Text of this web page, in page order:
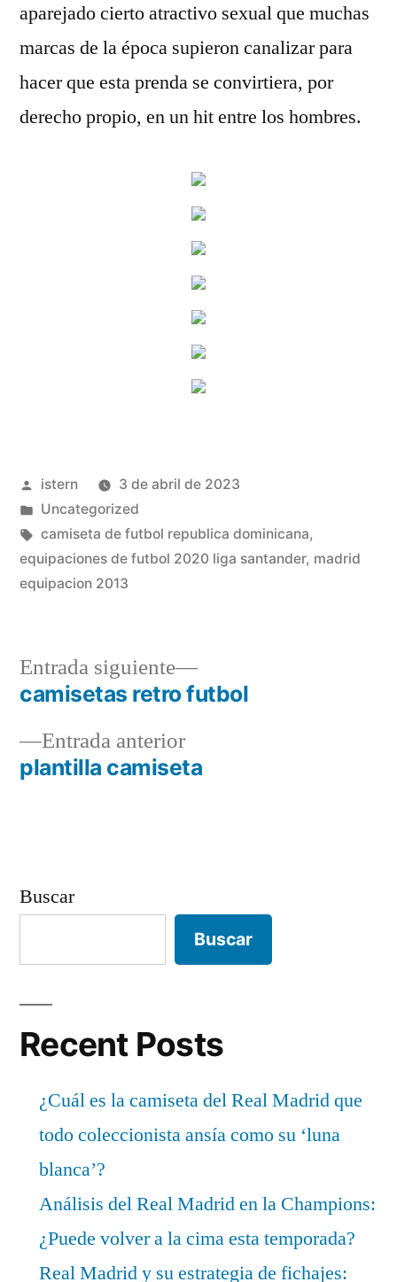
aparejado cierto atractivo sexual que muchas
marcas de la época supieron canalizar para
hacer que esta prenda se convirtiera, por
derecho propio, en un hit entre los hombres.
Publicado
por
istern
3 de abril de 2023
Publicado
en
Uncategorized
Etiquetas:
camiseta de futbol republica dominicana,
equipaciones de futbol 2020 liga santander, madrid
equipacion 2013
Navegación
de
entradas
Entrada anteriorEntrada
anterior:
plantilla camiseta
Entrada siguiente
Entrada
siguiente:
camisetas retro futbol
Buscar
Buscar
Recent Posts
¿Cuál es la camiseta del Real Madrid que
todo coleccionista ansía como su ‘luna
blanca’?
Análisis del Real Madrid en la Champions:
¿Puede volver a la cima esta temporada?
Real Madrid y su estrategia de fichajes: